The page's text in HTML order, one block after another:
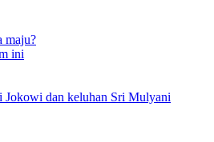
maju?
ini
Jokowi dan keluhan Sri Mulyani